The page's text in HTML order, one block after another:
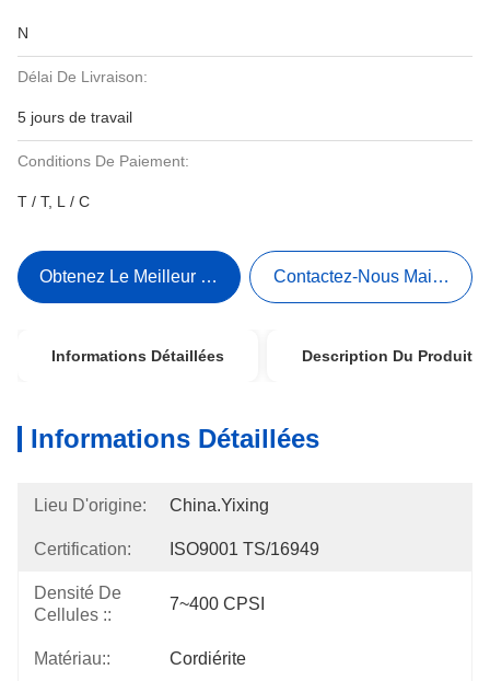
N
Délai De Livraison:
5 jours de travail
Conditions De Paiement:
T / T, L / C
Obtenez Le Meilleur Prix Contactez-Nous Maintenant
Informations Détaillées Description Du Produit
Informations Détaillées
Lieu D'origine: China.Yixing
Certification: ISO9001 TS/16949
Densité De
Cellules ::
7~400 CPSI
Matériau:: Cordiérite